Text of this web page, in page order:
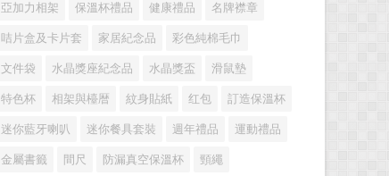
亞加力相架 保溫杯禮品 健康禮品 名牌襟章
咭片盒及卡片套 家居紀念品 彩色純棉毛巾
文件袋 水晶獎座紀念品 水晶獎盃 滑鼠墊
特色杯 相架與檯暦 紋身貼紙 红包 訂造保溫杯
迷你藍牙喇叭 迷你餐具套裝 週年禮品 運動禮品
金屬書籤 間尺 防漏真空保溫杯 頸繩